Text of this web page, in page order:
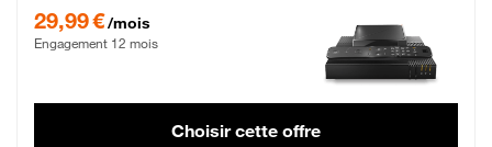
29,99 €/mois
Engagement 12 mois
Choisir cette offre